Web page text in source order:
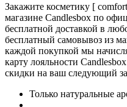
Закажите косметику [
магазине Candlesbox по
бесплатной доставкой в
бесплатный самовывоз из
каждой покупкой мы
карту лояльности
скидки на ваш следующий
Только натуральные